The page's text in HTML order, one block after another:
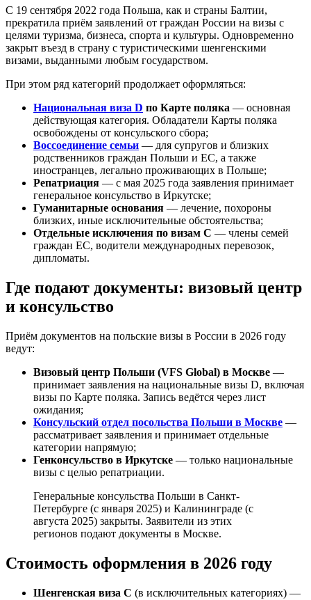
С 19 сентября 2022 года Польша, как и страны Балтии,
прекратила приём заявлений от граждан России на визы с
целями туризма, бизнеса, спорта и культуры. Одновременно
закрыт въезд в страну с туристическими шенгенскими
визами, выданными любым государством.
При этом ряд категорий продолжает оформляться:
Национальная виза D по Карте поляка — основная
действующая категория. Обладатели Карты поляка
освобождены от консульского сбора;
Воссоединение семьи — для супругов и близких
родственников граждан Польши и ЕС, а также
иностранцев, легально проживающих в Польше;
Репатриация — с мая 2025 года заявления принимает
генеральное консульство в Иркутске;
Гуманитарные основания — лечение, похороны
близких, иные исключительные обстоятельства;
Отдельные исключения по визам C — члены семей
граждан ЕС, водители международных перевозок,
дипломаты.
Где подают документы: визовый центр
и консульство
Приём документов на польские визы в России в 2026 году
ведут:
Визовый центр Польши (VFS Global) в Москве —
принимает заявления на национальные визы D, включая
визы по Карте поляка. Запись ведётся через лист
ожидания;
Консульский отдел посольства Польши в Москве —
рассматривает заявления и принимает отдельные
категории напрямую;
Генконсульство в Иркутске — только национальные
визы с целью репатриации.
Генеральные консульства Польши в Санкт-
Петербурге (с января 2025) и Калининграде (с
августа 2025) закрыты. Заявители из этих
регионов подают документы в Москве.
Стоимость оформления в 2026 году
Шенгенская виза C (в исключительных категориях) —